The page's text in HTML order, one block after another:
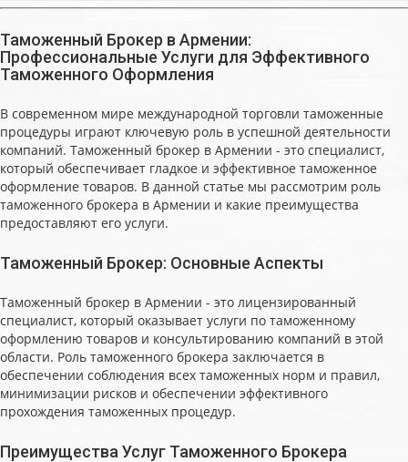
Таможенный Брокер в Армении:
Профессиональные Услуги для Эффективного
Таможенного Оформления
В современном мире международной торговли таможенные
процедуры играют ключевую роль в успешной деятельности
компаний. Таможенный брокер в Армении - это специалист,
который обеспечивает гладкое и эффективное таможенное
оформление товаров. В данной статье мы рассмотрим роль
таможенного брокера в Армении и какие преимущества
предоставляют его услуги.
Таможенный Брокер: Основные Аспекты
Таможенный брокер в Армении - это лицензированный
специалист, который оказывает услуги по таможенному
оформлению товаров и консультированию компаний в этой
области. Роль таможенного брокера заключается в
обеспечении соблюдения всех таможенных норм и правил,
минимизации рисков и обеспечении эффективного
прохождения таможенных процедур.
Преимущества Услуг Таможенного Брокера